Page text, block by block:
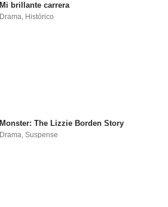
Mi brillante carrera
Drama, Histórico
Monster: The Lizzie Borden Story
Drama,Suspense